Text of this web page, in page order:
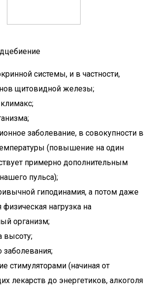
системы, и в частности,
щитовидной железы;
заболевание, в совокупности в
(повышение на один
примерно дополнительным
пульса);
гиподинамия, а потом даже
физическая нагрузка на
организм;
высоту;
заболевания;
стимуляторами (начиная от
лекарств до энергетиков, алкоголя